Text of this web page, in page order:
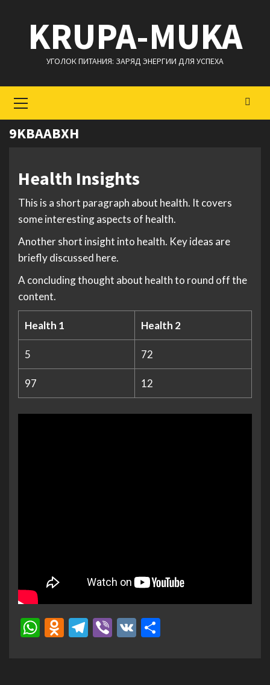
содержимому
KRUPA-MUKA
УГОЛОК ПИТАНИЯ: ЗАРЯД ЭНЕРГИИ ДЛЯ УСПЕХА
меню
9KBAABXH
Health Insights
This is a short paragraph about health. It covers
some interesting aspects of health.
Another short insight into health. Key ideas are
briefly discussed here.
A concluding thought about health to round off the
content.
Health 1 Health 2
5 72
97 12
WhatsApp
Odnoklassniki
Telegram
Viber
VK